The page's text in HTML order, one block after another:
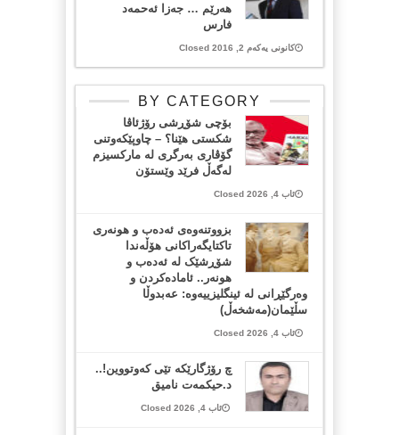
هه‌رێم … جه‌زا ئه‌حمه‌د
فارس
کانونی یەکەم 2, 2016 Closed
BY CATEGORY
بۆچی شۆڕشی رۆژئاڤا
شکستی هێنا؟ – چاوپێکەوتنی
گۆڤاری بەرگری لە مارکسیزم
لەگەڵ فرێد وێستۆن
ئاب 4, 2026 Closed
بزووتنەوەی ئەدەب و هونەری
تاکتایگەراکانی هۆڵەندا
شۆڕشێک لە ئەدەب و
هونەر.. ئامادەکردن و
وەرگێڕانی لە ئینگلیزییەوە: عەبدوڵا
سڵێمان(مەشخەڵ)
ئاب 4, 2026 Closed
چ رۆژگارێکە تێی کەوتووین!..
د.حیکمەت نامیق
ئاب 4, 2026 Closed